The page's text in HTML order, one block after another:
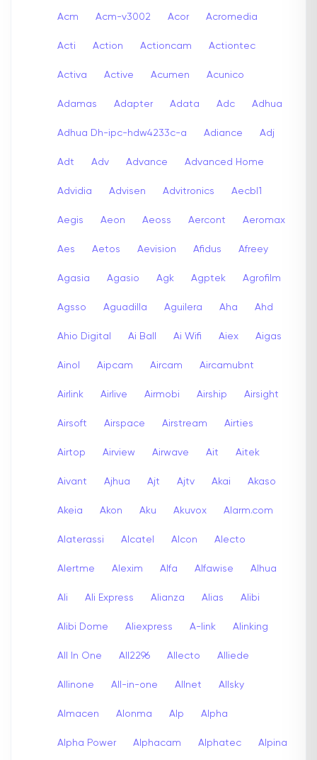
Acm Acm-v3002 Acor Acromedia
Acti Action Actioncam Actiontec
Activa Active Acumen Acunico
Adamas Adapter Adata Adc Adhua
Adhua Dh-ipc-hdw4233c-a Adiance Adj
Adt Adv Advance Advanced Home
Advidia Advisen Advitronics Aecbl1
Aegis Aeon Aeoss Aercont Aeromax
Aes Aetos Aevision Afidus Afreey
Agasia Agasio Agk Agptek Agrofilm
Agsso Aguadilla Aguilera Aha Ahd
Ahio Digital Ai Ball Ai Wifi Aiex Aigas
Ainol Aipcam Aircam Aircamubnt
Airlink Airlive Airmobi Airship Airsight
Airsoft Airspace Airstream Airties
Airtop Airview Airwave Ait Aitek
Aivant Ajhua Ajt Ajtv Akai Akaso
Akeia Akon Aku Akuvox Alarm.com
Alaterassi Alcatel Alcon Alecto
Alertme Alexim Alfa Alfawise Alhua
Ali Ali Express Alianza Alias Alibi
Alibi Dome Aliexpress A-link Alinking
All In One All2296 Allecto Alliede
Allinone All-in-one Allnet Allsky
Almacen Alonma Alp Alpha
Alpha Power Alphacam Alphatec Alpina